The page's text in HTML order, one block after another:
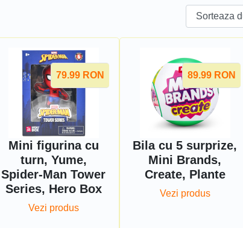
79.99 RON
Mini figurina cu
turn, Yume,
Spider-Man Tower
Series, Hero Box
Vezi produs
89.99 RON
Bila cu 5 surprize,
Mini Brands,
Create, Plante
Vezi produs